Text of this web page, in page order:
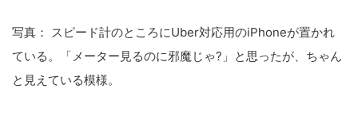
写真： スピード計のところにUber対応用のiPhoneが置かれ
ている。「メーター見るのに邪魔じゃ?」と思ったが、ちゃん
と見えている模様。